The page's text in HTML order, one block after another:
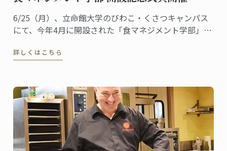
6/25（月）、立命館大学のびわこ・くさつキャンパス
にて、今年4月に開設された「食マネジメント学部」の
ーは立命館大学と教学提携し、同学部において「グロ
詳しくはこちら